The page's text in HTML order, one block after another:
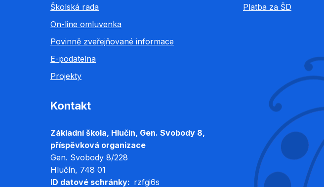
Školská rada
On-line omluvenka
Povinně zveřejňované informace
E-podatelna
Projekty
Platba za ŠD
Kontakt
Základní škola, Hlučín, Gen. Svobody 8,
příspěvková organizace
Gen. Svobody 8/228
Hlučín, 748 01
ID datové schránky
rzfgi6s